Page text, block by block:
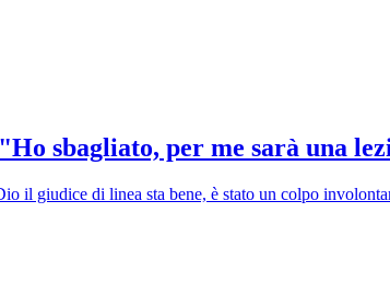
sbagliato, per me sarà una
il giudice di linea sta bene, è stato un colpo